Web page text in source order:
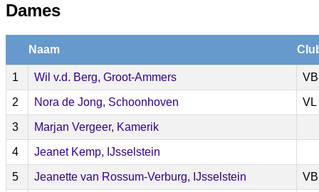
Dames
Naam
1 Wil v.d. Berg, Groot-Ammers VB
2 Nora de Jong, Schoonhoven VL
3 Marjan Vergeer, Kamerik
4 Jeanet Kemp, IJsselstein
5 Jeanette van Rossum-Verburg, IJsselstein VB